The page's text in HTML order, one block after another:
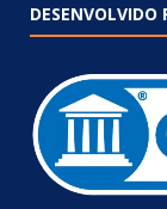
DESENVOLVIDO